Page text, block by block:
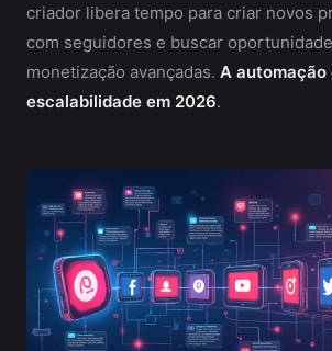
criador libera tempo para criar novos
com seguidores e buscar
monetização avançadas. A automação
escalabilidade em 2026.